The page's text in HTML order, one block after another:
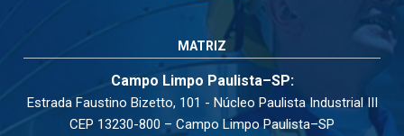
MATRIZ
Campo Limpo Paulista–SP:
Estrada Faustino Bizetto, 101 - Núcleo Paulista Industrial III
CEP 13230-800 – Campo Limpo Paulista–SP